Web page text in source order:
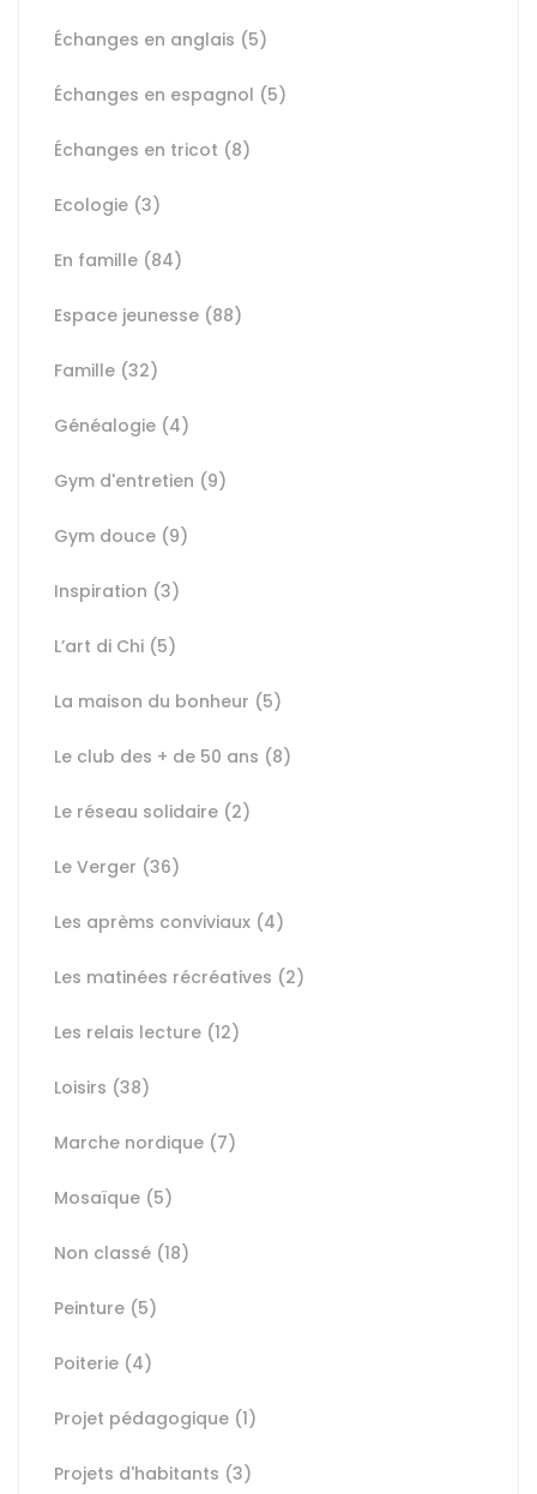
Échanges en anglais (5)
Échanges en espagnol (5)
Échanges en tricot (8)
Ecologie (3)
En famille (84)
Espace jeunesse (88)
Famille (32)
Généalogie (4)
Gym d'entretien (9)
Gym douce (9)
Inspiration (3)
L’art di Chi (5)
La maison du bonheur (5)
Le club des + de 50 ans (8)
Le réseau solidaire (2)
Le Verger (36)
Les aprèms conviviaux (4)
Les matinées récréatives (2)
Les relais lecture (12)
Loisirs (38)
Marche nordique (7)
Mosaïque (5)
Non classé (18)
Peinture (5)
Poiterie (4)
Projet pédagogique (1)
Projets d'habitants (3)